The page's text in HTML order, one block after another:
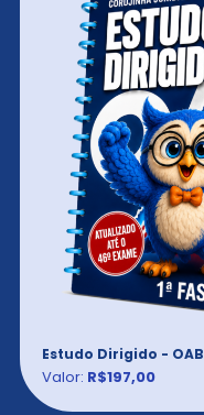
Estudo Dirigido - OAB
Valor: R$197,00